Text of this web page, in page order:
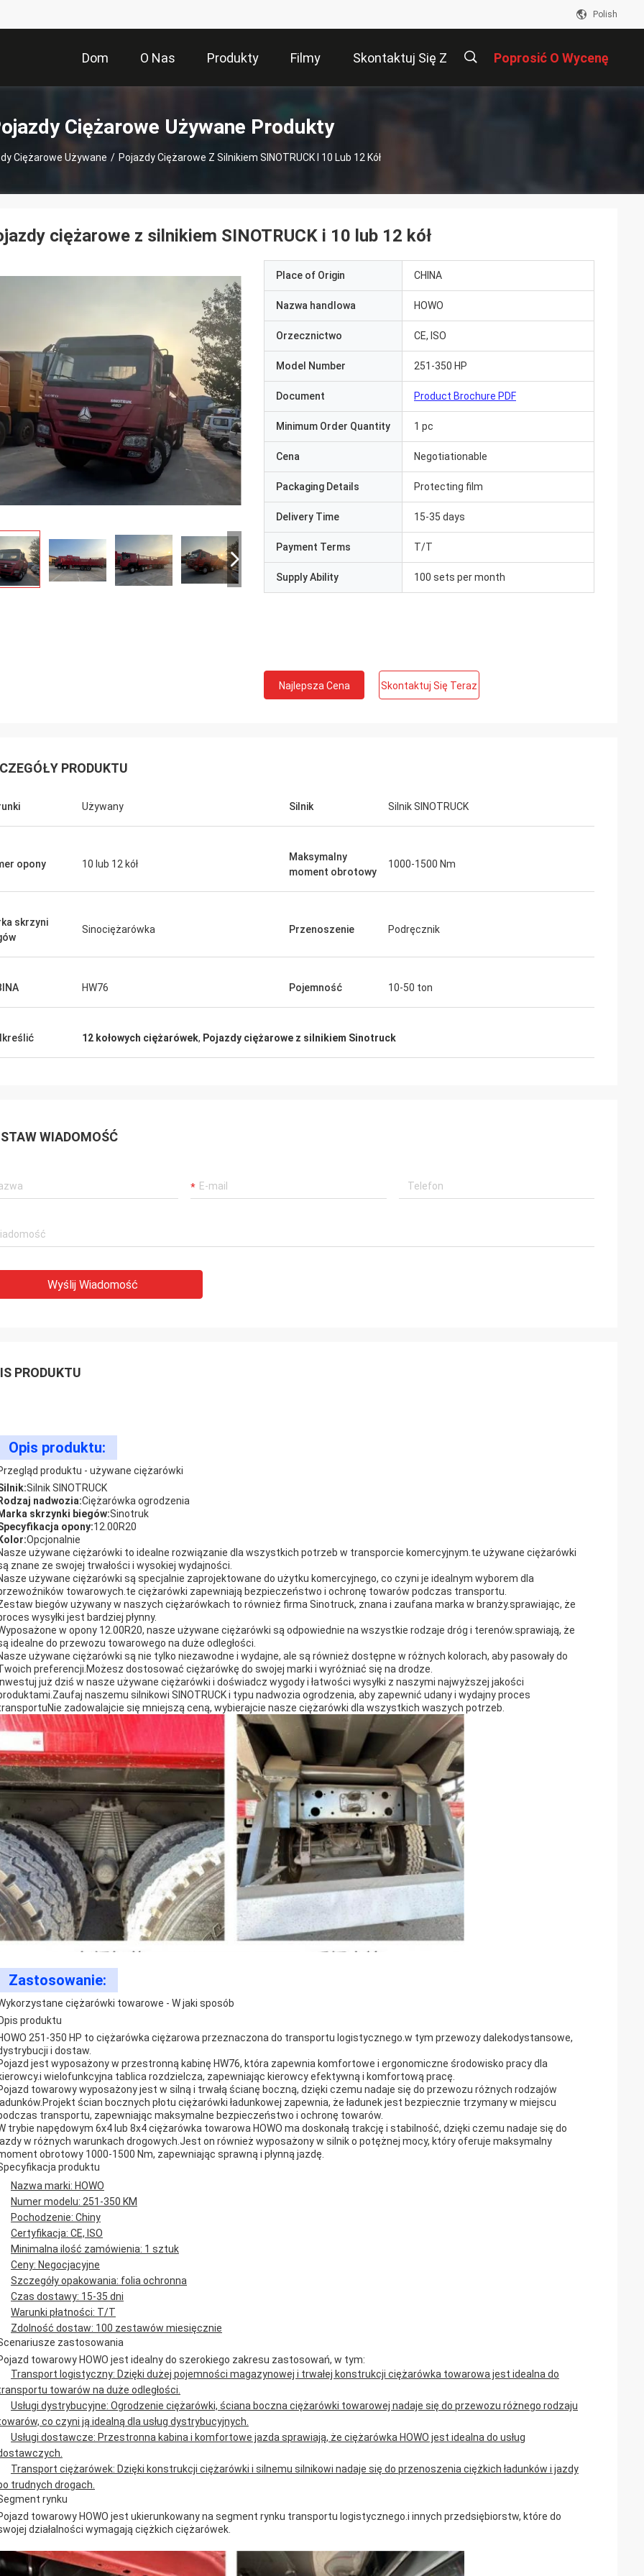
Polish
Dom O Nas Produkty Filmy Skontaktuj Się Z Poprosić O Wycenę
Ciężarowe Używane Produkty
Ciężarowe Używane / Pojazdy Ciężarowe Z Silnikiem SINOTRUCK I 10 Lub 12 Kół
ciężarowe z silnikiem SINOTRUCK i 10 lub 12 kół
Place of Origin CHINA
Nazwa handlowa HOWO
Orzecznictwo CE, ISO
Model Number 251-350 HP
Document Product Brochure PDF
Minimum Order Quantity 1 pc
Cena Negotiationable
Packaging Details Protecting film
Delivery Time 15-35 days
Payment Terms T/T
Supply Ability 100 sets per month
Najlepsza Cena Skontaktuj Się Teraz
PRODUKTU
Używany Silnik Silnik SINOTRUCK
opony 10 lub 12 kół
Maksymalny
moment obrotowy
1000-1500 Nm
skrzyni
Sinociężarówka Przenoszenie Podręcznik
HW76 Pojemność 10-50 ton
12 kołowych ciężarówek, Pojazdy ciężarowe z silnikiem Sinotruck
WIADOMOŚĆ
Wyślij Wiadomość
PRODUKTU
Opis produktu:
produktu - używane ciężarówki
Silnik SINOTRUCK
nadwozia:Ciężarówka ogrodzenia
skrzynki biegów:Sinotruk
opony:12.00R20
Opcjonalnie
używane ciężarówki to idealne rozwiązanie dla wszystkich potrzeb w transporcie komercyjnym.te używane ciężarówki
znane ze swojej trwałości i wysokiej wydajności.
używane ciężarówki są specjalnie zaprojektowane do użytku komercyjnego, co czyni je idealnym wyborem dla
towarowych.te ciężarówki zapewniają bezpieczeństwo i ochronę towarów podczas transportu.
biegów używany w naszych ciężarówkach to również firma Sinotruck, znana i zaufana marka w branży.sprawiając, że
wysyłki jest bardziej płynny.
w opony 12.00R20, nasze używane ciężarówki są odpowiednie na wszystkie rodzaje dróg i terenów.sprawiają, że
idealne do przewozu towarowego na duże odległości.
używane ciężarówki są nie tylko niezawodne i wydajne, ale są również dostępne w różnych kolorach, aby pasowały do
preferencji.Możesz dostosować ciężarówkę do swojej marki i wyróżniać się na drodze.
już dziś w nasze używane ciężarówki i doświadcz wygody i łatwości wysyłki z naszymi najwyższej jakości
naszemu silnikowi SINOTRUCK i typu nadwozia ogrodzenia, aby zapewnić udany i wydajny proces
zadowalajcie się mniejszą ceną, wybierajcie nasze ciężarówki dla wszystkich waszych potrzeb.
Zastosowanie:
ciężarówki towarowe - W jaki sposób
produktu
251-350 HP to ciężarówka ciężarowa przeznaczona do transportu logistycznego.w tym przewozy dalekodystansowe,
i dostaw.
jest wyposażony w przestronną kabinę HW76, która zapewnia komfortowe i ergonomiczne środowisko pracy dla
wielofunkcyjna tablica rozdzielcza, zapewniając kierowcy efektywną i komfortową pracę.
towarowy wyposażony jest w silną i trwałą ścianę boczną, dzięki czemu nadaje się do przewozu różnych rodzajów
ścian bocznych płotu ciężarówki ładunkowej zapewnia, że ładunek jest bezpiecznie trzymany w miejscu
transportu, zapewniając maksymalne bezpieczeństwo i ochronę towarów.
trybie napędowym 6x4 lub 8x4 ciężarówka towarowa HOWO ma doskonałą trakcję i stabilność, dzięki czemu nadaje się do
w różnych warunkach drogowych.Jest on również wyposażony w silnik o potężnej mocy, który oferuje maksymalny
obrotowy 1000-1500 Nm, zapewniając sprawną i płynną jazdę.
produktu
Nazwa marki: HOWO
Numer modelu: 251-350 KM
Pochodzenie: Chiny
Certyfikacja: CE, ISO
Minimalna ilość zamówienia: 1 sztuk
Ceny: Negocjacyjne
Szczegóły opakowania: folia ochronna
Czas dostawy: 15-35 dni
Warunki płatności: T/T
Zdolność dostaw: 100 zestawów miesięcznie
zastosowania
towarowy HOWO jest idealny do szerokiego zakresu zastosowań, w tym:
Transport logistyczny: Dzięki dużej pojemności magazynowej i trwałej konstrukcji ciężarówka towarowa jest idealna do
towarów na duże odległości.
Usługi dystrybucyjne: Ogrodzenie ciężarówki, ściana boczna ciężarówki towarowej nadaje się do przewozu różnego rodzaju
co czyni ją idealną dla usług dystrybucyjnych.
Usługi dostawcze: Przestronna kabina i komfortowe jazda sprawiają, że ciężarówka HOWO jest idealna do usług
Transport ciężarówek: Dzięki konstrukcji ciężarówki i silnemu silnikowi nadaje się do przenoszenia ciężkich ładunków i jazdy
trudnych drogach.
rynku
towarowy HOWO jest ukierunkowany na segment rynku transportu logistycznego.i innych przedsiębiorstw, które do
działalności wymagają ciężkich ciężarówek.